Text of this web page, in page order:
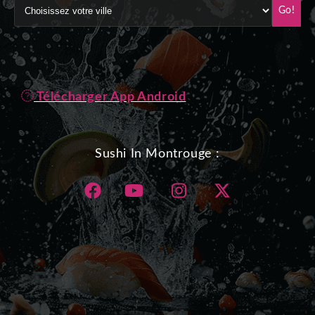
Go!
Télécharger App Android
Sushi In Montrouge :